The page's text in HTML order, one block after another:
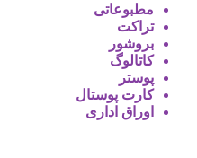
مطبوعاتی
تراکت
بروشور
کاتالوگ
پوستر
کارت پوستال
اوراق اداری